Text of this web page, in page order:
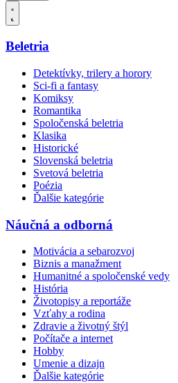
Beletria
Detektívky, trilery a horory
Sci-fi a fantasy
Komiksy
Romantika
Spoločenská beletria
Klasika
Historické
Slovenská beletria
Svetová beletria
Poézia
Ďalšie kategórie
Náučná a odborná
Motivácia a sebarozvoj
Biznis a manažment
Humanitné a spoločenské vedy
História
Životopisy a reportáže
Vzťahy a rodina
Zdravie a životný štýl
Počítače a internet
Hobby
Umenie a dizajn
Ďalšie kategórie